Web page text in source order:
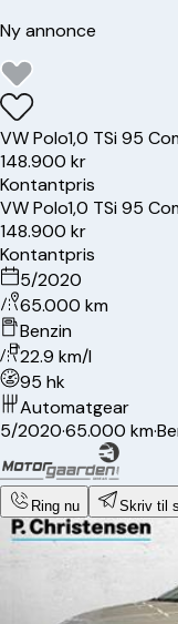
Ny annonce
VWPolo1,0 TSi 95
148.900 kr
Kontantpris
VWPolo1,0 TSi 95
148.900 kr
Kontantpris
5/2020
65.000 km
Benzin
22.9 km/l
95 hk
Automatgear
5/2020·65.000 km·
Ring nu Skriv til